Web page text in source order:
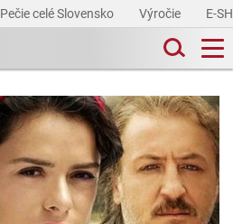
Pečie celé Slovensko Výročie E-